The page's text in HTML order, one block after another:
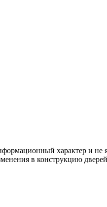
характер и не
в конструкцию